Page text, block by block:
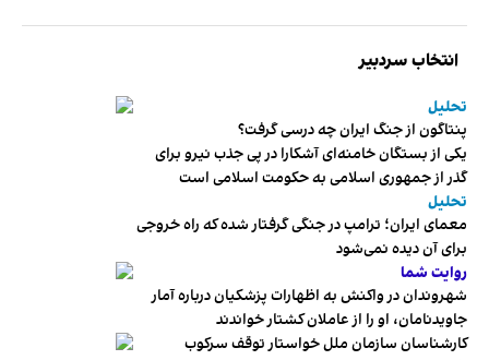
انتخاب سردبیر
تحلیل
پنتاگون از جنگ ایران چه درسی گرفت؟
یکی از بستگان خامنه‌ای آشکارا در پی جذب نیرو برای
گذر از جمهوری اسلامی به حکومت اسلامی است
تحلیل
معمای ایران؛ ترامپ در جنگی گرفتار شده که راه خروجی
برای آن دیده نمی‌شود
روایت شما
شهروندان در واکنش به اظهارات پزشکیان درباره آمار
جاویدنامان، او را از عاملان کشتار خواندند
کارشناسان سازمان ملل خواستار توقف سرکوب